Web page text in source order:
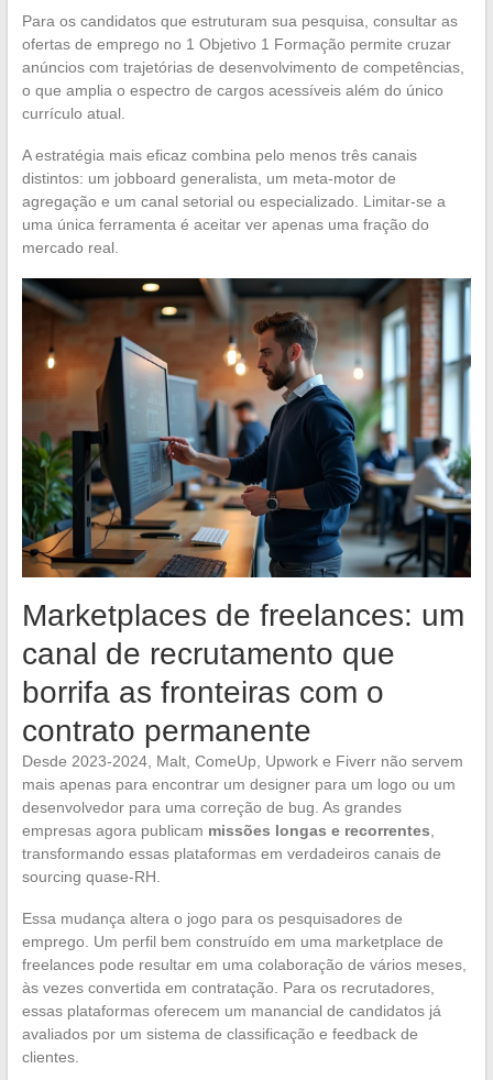
Para os candidatos que estruturam sua pesquisa, consultar as
ofertas de emprego no 1 Objetivo 1 Formação permite cruzar
anúncios com trajetórias de desenvolvimento de competências,
o que amplia o espectro de cargos acessíveis além do único
currículo atual.
A estratégia mais eficaz combina pelo menos três canais
distintos: um jobboard generalista, um meta-motor de
agregação e um canal setorial ou especializado. Limitar-se a
uma única ferramenta é aceitar ver apenas uma fração do
mercado real.
Marketplaces de freelances: um
canal de recrutamento que
borrifa as fronteiras com o
contrato permanente
Desde 2023-2024, Malt, ComeUp, Upwork e Fiverr não servem
mais apenas para encontrar um designer para um logo ou um
desenvolvedor para uma correção de bug. As grandes
empresas agora publicam missões longas e recorrentes
transformando essas plataformas em verdadeiros canais de
sourcing quase-RH.
Essa mudança altera o jogo para os pesquisadores de
emprego. Um perfil bem construído em uma marketplace de
freelances pode resultar em uma colaboração de vários meses,
às vezes convertida em contratação. Para os recrutadores,
essas plataformas oferecem um manancial de candidatos já
avaliados por um sistema de classificação e feedback de
clientes.